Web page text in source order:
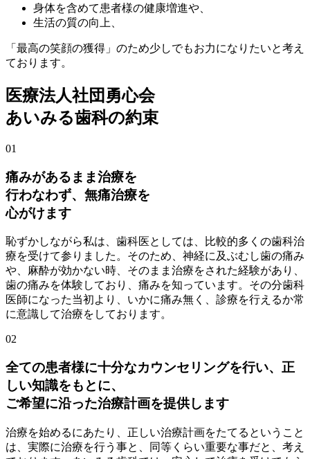
身体を含めて患者様の健康増進や、
生活の質の向上、
「最高の笑顔の獲得」のため少しでもお力になりたいと考え
ております。
医療法人社団勇心会
あいみる歯科の約束
01
痛みがあるまま治療を
行わなわず、無痛治療を
心がけます
恥ずかしながら私は、歯科医としては、比較的多くの歯科治
療を受けて参りました。そのため、神経に及ぶむし歯の痛み
や、麻酔が効かない時、そのまま治療をされた経験があり、
歯の痛みを体験しており、痛みを知っています。その分歯科
医師になった当初より、いかに痛み無く、診療を行えるか常
に意識して治療をしております。
02
全ての患者様に十分なカウンセリングを行い、正
しい知識をもとに、
ご希望に沿った治療計画を提供します
治療を始めるにあたり、正しい治療計画をたてるということ
は、実際に治療を行う事と、同等くらい重要な事だと、考え